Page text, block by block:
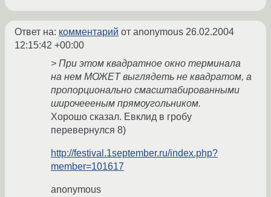
Ответ на: комментарий от anonymous 26.02.2004
12:15:42 +00:00
> При этом квадратное окно терминала
на нем МОЖЕТ выглядеть не квадратом, а
пропорционально смасштабированными
широчеееным прямоугольником.
Хорошо сказал. Евклид в гробу
перевернулся 8)
http://festival.1september.ru/index.php?
member=101617
anonymous